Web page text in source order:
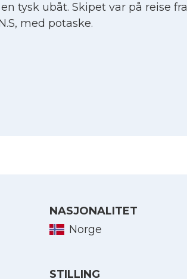
tysk ubåt. Skipet var på reise fra
med potaske.
NASJONALITET
Norge
STILLING